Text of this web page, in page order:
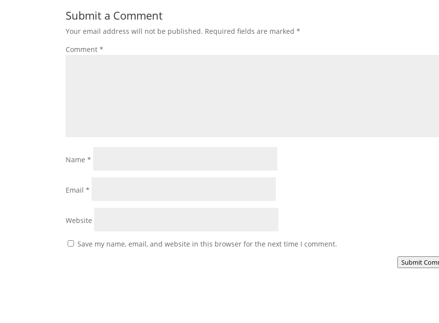
Submit a Comment
Your email address will not be published. Required fields are marked*
Comment*
Name*
Email*
Website
Save my name, email, and website in this browser for the next time I comment.
Submit